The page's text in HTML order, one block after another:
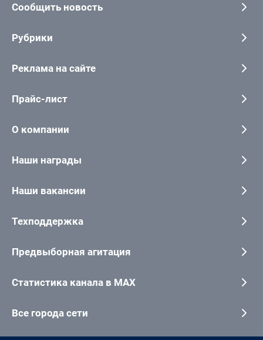
Сообщить новость
Рубрики
Реклама на сайте
Прайс-лист
О компании
Наши награды
Наши вакансии
Техподдержка
Предвыборная агитация
Статистика канала в MAX
Все города сети